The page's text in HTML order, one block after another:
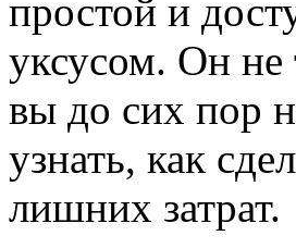
простой и
уксусом. Он не
вы до сих пор
узнать, как
лишних затрат.